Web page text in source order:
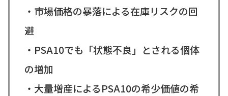
・市場価格の暴落による在庫リスクの回
避
・PSA10でも「状態不良」とされる個体
の増加
・大量増産によるPSA10の希少価値の希